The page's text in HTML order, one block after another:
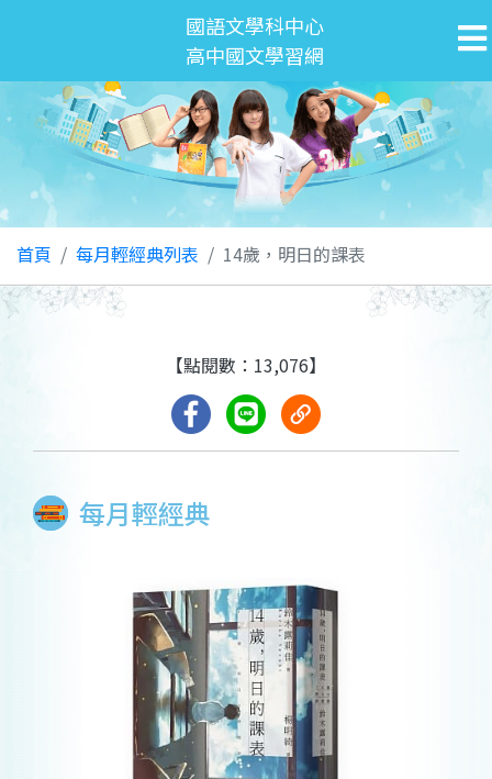
國語文學科中心
高中國文學習網
首頁 每月輕經典列表 14歲，明日的課表
每月輕經典
【點閱數：13,076】